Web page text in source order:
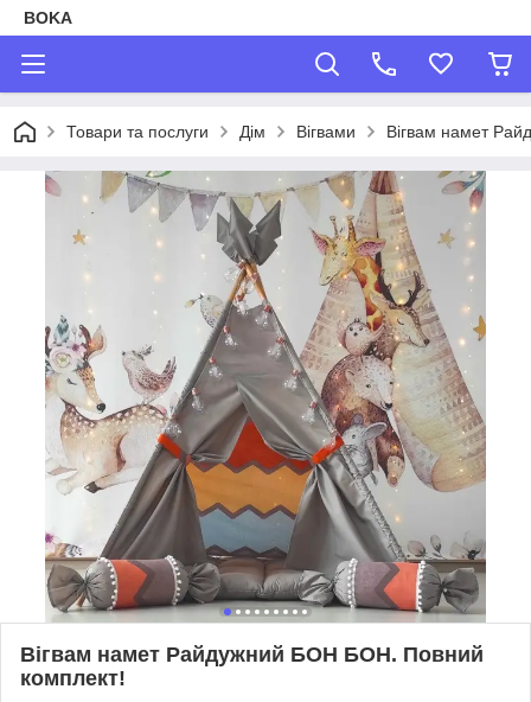
BOKA
Товари та послуги Дім Вігвами Вігвам намет
Вігвам намет Райдужний БОН БОН. Повний
комплект!